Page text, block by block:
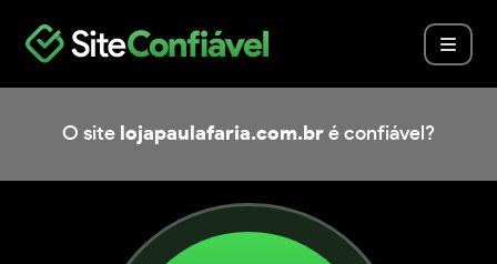
O site lojapaulafaria.com.br é confiável?